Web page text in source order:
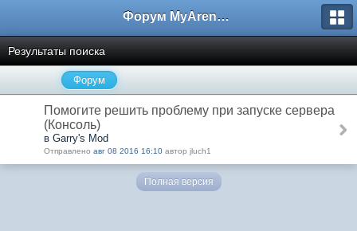
Форум MyArena.ru
Результаты поиска
Форум
Помогите решить проблему при запуске сервера
(Консоль)
в Garry's Mod
Отправлено авг 08 2016 16:10 автор jluch1
Полная версия